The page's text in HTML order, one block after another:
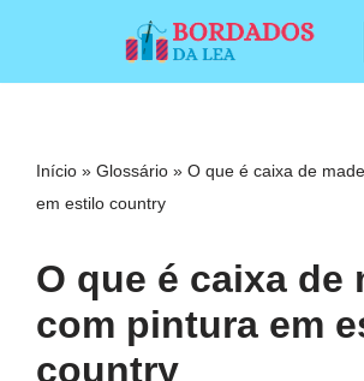
conteúdo
Início » Glossário » O que é caixa de
em estilo country
O que é caixa de
com pintura em
country